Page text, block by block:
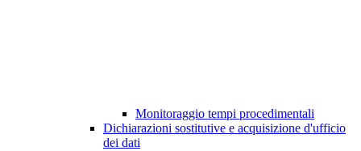
Monitoraggio tempi procedimentali
Dichiarazioni sostitutive e acquisizione d'ufficio
dei dati